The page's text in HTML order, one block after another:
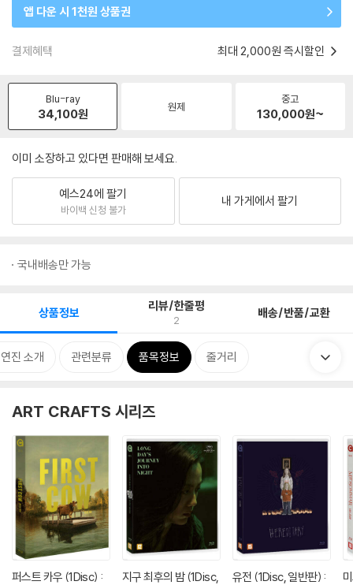
앱 다운 시 1천원 상품권
결제혜택 최대 2,000원 즉시할인
Blu-ray
34,100원 원제
중고
130,000원~
이미 소장하고 있다면 판매해 보세요.
예스24에 팔기
바이백 신청 불가
내 가게에서 팔기
국내배송만 가능
상품정보 리뷰/한줄평
2 배송/반품/교환
진 소개 관련분류 품목정보 줄거리
ART CRAFTS 시리즈
퍼스트 카우 (1Disc) :
지구 최후의 밤 (1Disc,
유전 (1Disc, 일반판) :